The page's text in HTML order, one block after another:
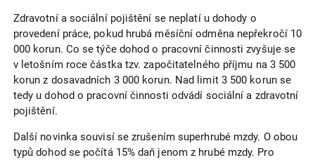
Zdravotní a sociální pojištění se neplatí u dohody o
provedení práce, pokud hrubá měsíční odměna nepřekročí 10
000 korun. Co se týče dohod o pracovní činnosti zvyšuje se
v letošním roce částka tzv. započitatelného příjmu na 3 500
korun z dosavadních 3 000 korun. Nad limit 3 500 korun se
tedy u dohod o pracovní činnosti odvádí sociální a zdravotní
pojištění.
Další novinka souvisí se zrušením superhrubé mzdy. O obou
typů dohod se počítá 15% daň jenom z hrubé mzdy. Pro